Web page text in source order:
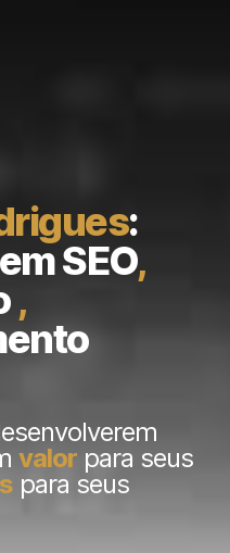
:
SEO,
,
valor para seus
para seus